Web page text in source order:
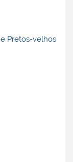
Pretos-velhos